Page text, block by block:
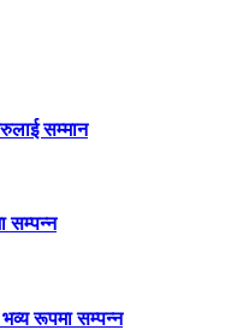
सम्मान
सम्पन्न
रूपमा सम्पन्न